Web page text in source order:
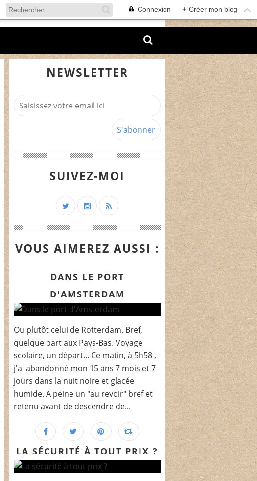
Connexion + Créer mon blog
NEWSLETTER
SUIVEZ-MOI
VOUS AIMEREZ AUSSI :
DANS LE PORT
D'AMSTERDAM
Ou plutôt celui de Rotterdam. Bref,
quelque part aux Pays-Bas. Voyage
scolaire, un départ... Ce matin, à 5h58 ,
j'ai abandonné mon 15 ans 7 mois et 7
jours dans la nuit noire et glacée
humide. A peine un "au revoir" bref et
retenu avant de descendre de...
LA SÉCURITÉ À TOUT PRIX ?